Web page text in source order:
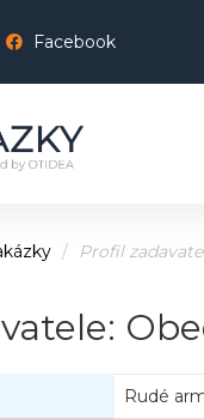
Facebook
Profil
Rudé